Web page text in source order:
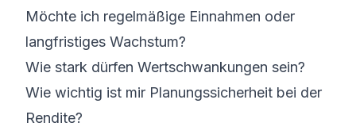
Möchte ich regelmäßige Einnahmen oder
langfristiges Wachstum?
Wie stark dürfen Wertschwankungen sein?
Wie wichtig ist mir Planungssicherheit bei der
Rendite?